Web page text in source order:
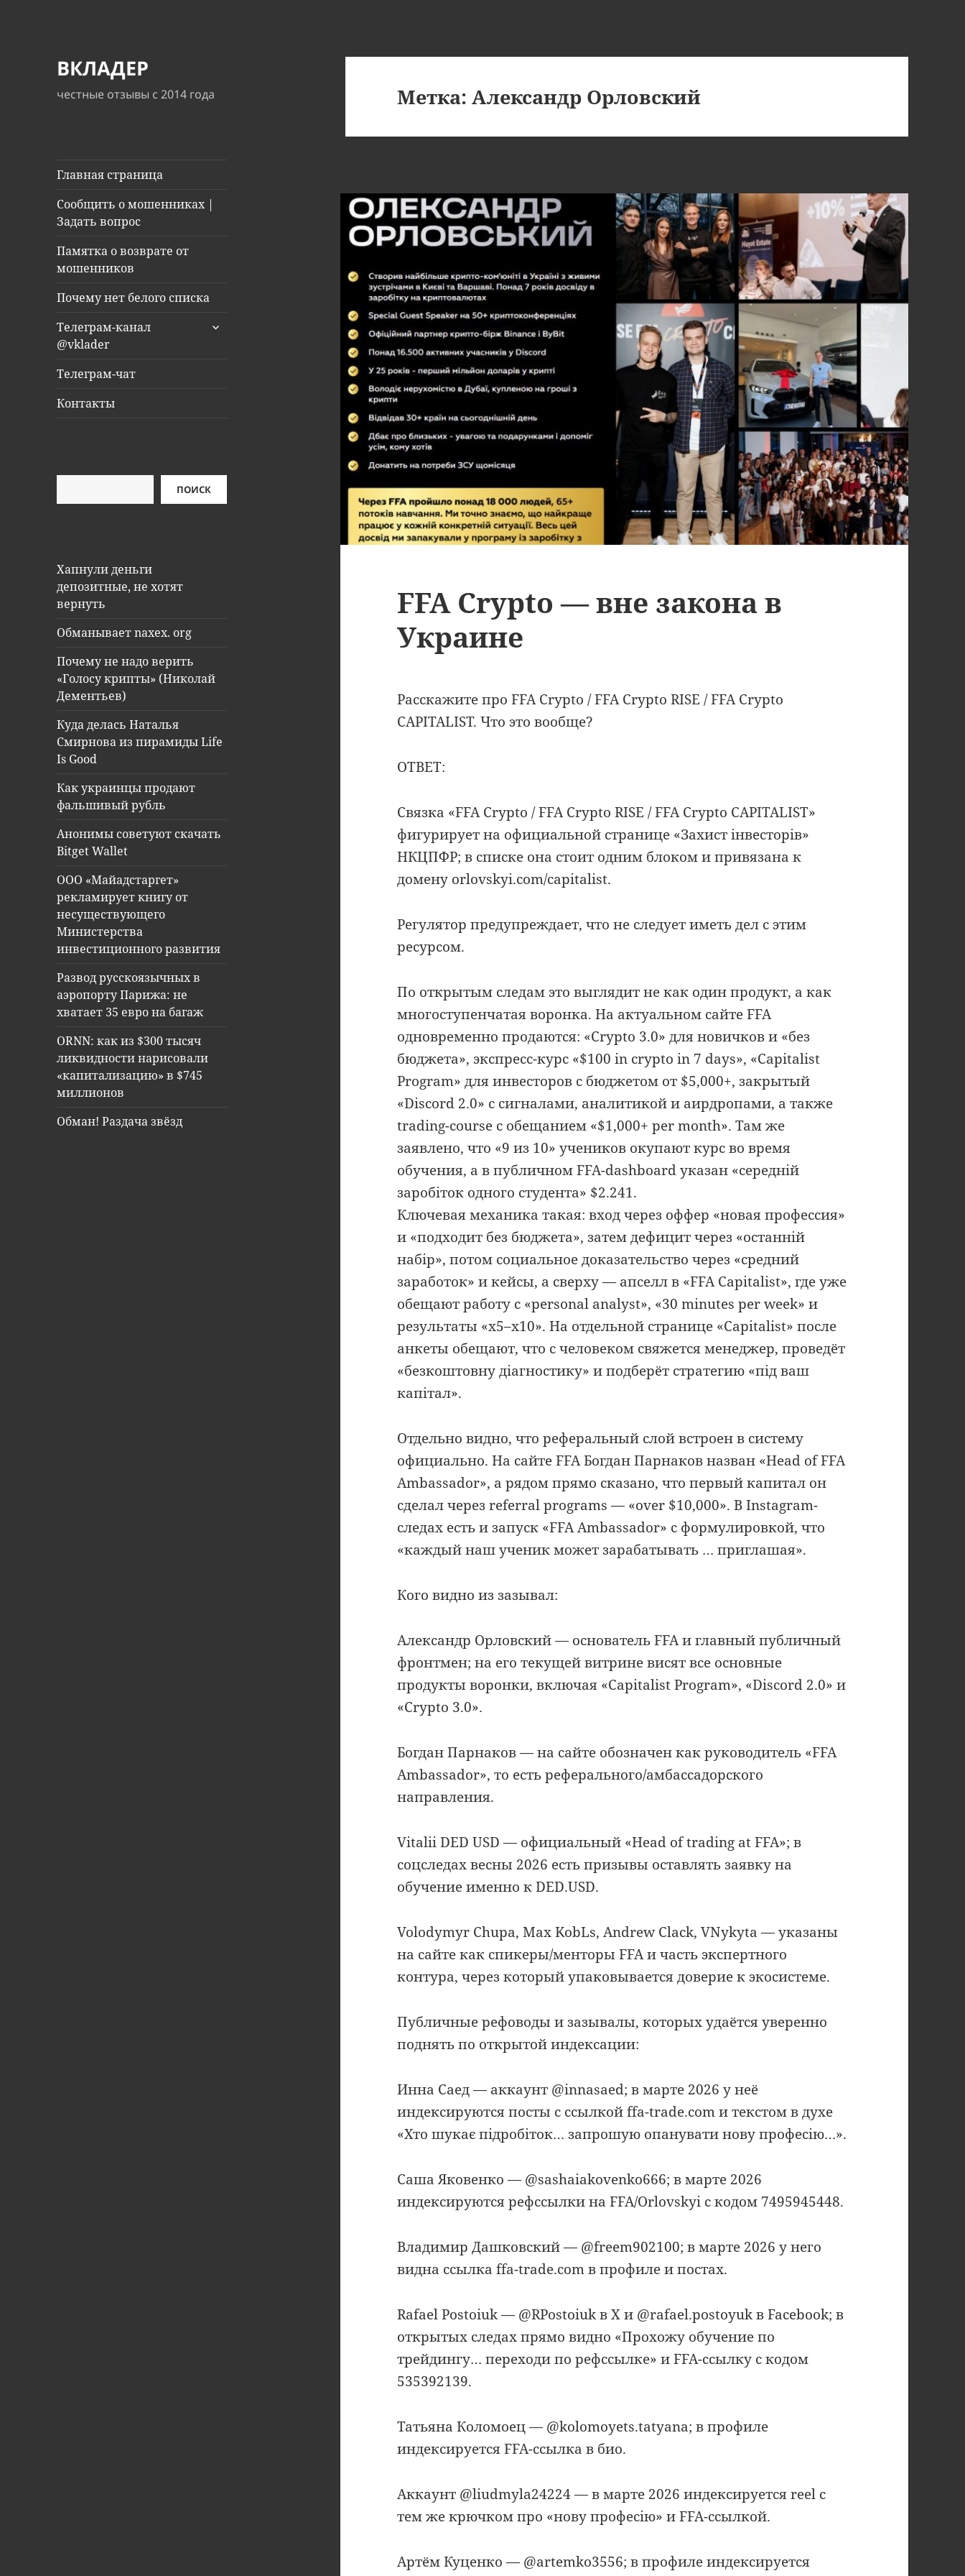
ВКЛАДЕР
честные отзывы с 2014 года
Главная страница
Сообщить о мошенниках |
Задать вопрос
Памятка о возврате от
мошенников
Почему нет белого списка
Телеграм-канал
@vklader
раскрыть
Телеграм-чат
Контакты
ПОИСК
Хапнули деньги
депозитные, не хотят
вернуть
Обманывает naxex. org
Почему не надо верить
«Голосу крипты» (Николай
Дементьев)
Куда делась Наталья
Смирнова из пирамиды Life
Is Good
Как украинцы продают
фальшивый рубль
Анонимы советуют скачать
Bitget Wallet
ООО «Майадстаргет»
рекламирует книгу от
несуществующего
Министерства
инвестиционного развития
Развод русскоязычных в
аэропорту Парижа: не
хватает 35 евро на багаж
ORNN: как из $300 тысяч
ликвидности нарисовали
«капитализацию» в $745
миллионов
Обман! Раздача звёзд
Метка:Александр Орловский
FFA Crypto — вне закона в
Украине
Расскажите про FFA Crypto / FFA Crypto RISE / FFA Crypto
CAPITALIST. Что это вообще?
ОТВЕТ:
Cвязка «FFA Crypto / FFA Crypto RISE / FFA Crypto CAPITALIST»
фигурирует на официальной странице «Захист інвесторів»
НКЦПФР; в списке она стоит одним блоком и привязана к
домену orlovskyi.com/capitalist.
Регулятор предупреждает, что не следует иметь дел с этим
ресурсом.
По открытым следам это выглядит не как один продукт, а как
многоступенчатая воронка. На актуальном сайте FFA
одновременно продаются: «Crypto 3.0» для новичков и «без
бюджета», экспресс-курс «$100 in crypto in 7 days», «Capitalist
Program» для инвесторов с бюджетом от $5,000+, закрытый
«Discord 2.0» с сигналами, аналитикой и аирдропами, а также
trading-course с обещанием «$1,000+ per month». Там же
заявлено, что «9 из 10» учеников окупают курс во время
обучения, а в публичном FFA-dashboard указан «середній
заробіток одного студента» $2.241.
Ключевая механика такая: вход через оффер «новая профессия»
и «подходит без бюджета», затем дефицит через «останній
набір», потом социальное доказательство через «средний
заработок» и кейсы, а сверху — апселл в «FFA Capitalist», где уже
обещают работу с «personal analyst», «30 minutes per week» и
результаты «x5–x10». На отдельной странице «Capitalist» после
анкеты обещают, что с человеком свяжется менеджер, проведёт
«безкоштовну діагностику» и подберёт стратегию «під ваш
капітал».
Отдельно видно, что реферальный слой встроен в систему
официально. На сайте FFA Богдан Парнаков назван «Head of FFA
Ambassador», а рядом прямо сказано, что первый капитал он
сделал через referral programs — «over $10,000». В Instagram-
следах есть и запуск «FFA Ambassador» с формулировкой, что
«каждый наш ученик может зарабатывать … приглашая».
Кого видно из зазывал:
Александр Орловский — основатель FFA и главный публичный
фронтмен; на его текущей витрине висят все основные
продукты воронки, включая «Capitalist Program», «Discord 2.0» и
«Crypto 3.0».
Богдан Парнаков — на сайте обозначен как руководитель «FFA
Ambassador», то есть реферального/амбассадорского
направления.
Vitalii DED USD — официальный «Head of trading at FFA»; в
соцследах весны 2026 есть призывы оставлять заявку на
обучение именно к DED.USD.
Volodymyr Chupa, Max KobLs, Andrew Clack, VNykyta — указаны
на сайте как спикеры/менторы FFA и часть экспертного
контура, через который упаковывается доверие к экосистеме.
Публичные рефоводы и зазывалы, которых удаётся уверенно
поднять по открытой индексации:
Инна Саед — аккаунт @innasaed; в марте 2026 у неё
индексируются посты с ссылкой ffa-trade.com и текстом в духе
«Хто шукає підробіток… запрошую опанувати нову професію…».
Саша Яковенко — @sashaiakovenko666; в марте 2026
индексируются рефссылки на FFA/Orlovskyi с кодом 7495945448.
Владимир Дашковский — @freem902100; в марте 2026 у него
видна ссылка ffa-trade.com в профиле и постах.
Rafael Postoiuk — @RPostoiuk в X и @rafael.postoyuk в Facebook; в
открытых следах прямо видно «Прохожу обучение по
трейдингу… переходи по рефссылке» и FFA-ссылку с кодом
535392139.
Татьяна Коломоец — @kolomoyets.tatyana; в профиле
индексируется FFA-ссылка в био.
Аккаунт @liudmyla24224 — в марте 2026 индексируется reel с
тем же крючком про «нову професію» и FFA-ссылкой.
Артём Куценко — @artemko3556; в профиле индексируется